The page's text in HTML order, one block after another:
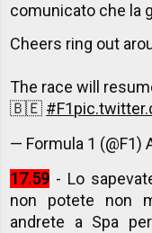
comunicato che la
Cheers ring out
The race will
🇧🇪 #F1
— Formula 1 (@F1)
17.59 - Lo
non potete non
andrete a Spa